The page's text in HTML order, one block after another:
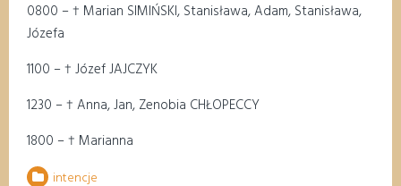
0800 –† Marian SIMIŃSKI, Stanisława, Adam, Stanisława,
Józefa
1100 –† Józef JAJCZYK
1230 –† Anna, Jan, Zenobia CHŁOPECCY
1800 – † Marianna
intencje